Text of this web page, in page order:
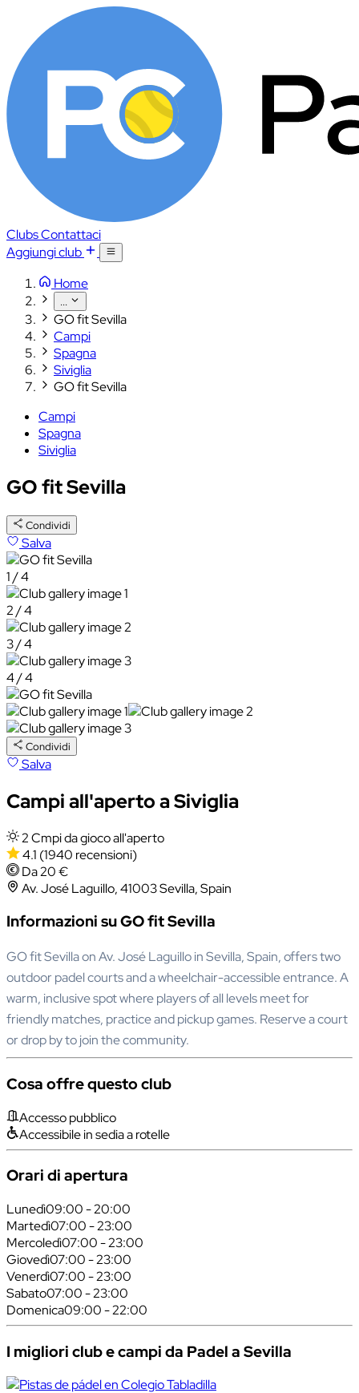
ClubsContattaci
Aggiungi club
Home
...
GO fit Sevilla
Campi
Spagna
Siviglia
GO fit Sevilla
Campi
Spagna
Siviglia
GO fit Sevilla
Condividi
Salva
1 / 4
2 / 4
3 / 4
4 / 4
Condividi
Salva
Campi all'aperto a Siviglia
2 Cmpi da gioco all'aperto
4.1 (1940 recensioni)
Da 20 €
Av. José Laguillo, 41003 Sevilla, Spain
Informazioni su GO fit Sevilla
GO fit Sevilla on Av. José Laguillo in Sevilla, Spain, offers two
outdoor padel courts and a wheelchair-accessible entrance. A
warm, inclusive spot where players of all levels meet for
friendly matches, practice and pickup games. Reserve a court
or drop by to join the community.
Cosa offre questo club
Accesso pubblico
Accessibile in sedia a rotelle
Orari di apertura
Lunedì09:00 - 20:00
Martedì07:00 - 23:00
Mercoledì07:00 - 23:00
Giovedì07:00 - 23:00
Venerdì07:00 - 23:00
Sabato07:00 - 23:00
Domenica09:00 - 22:00
I migliori club e campi da Padel a Sevilla